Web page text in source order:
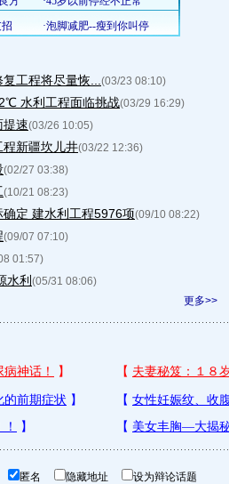
工程将尽量恢... (03/23 08:10)
水利工程面临挑战(03/29 16:29)
提速(03/26 10:05)
新疆坎儿井(03/22 12:36)
(02/27 03:38)
(10/21 08:23)
定 建水利工程5976项(09/10 08:22)
(09/07 07:10)
01:57)
水利 (05/31 08:06)
更多>>
匿名 隐藏地址 设为辩论话题